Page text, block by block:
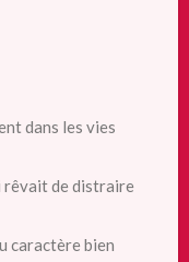
dans les vies
rêvait de distraire
caractère bien